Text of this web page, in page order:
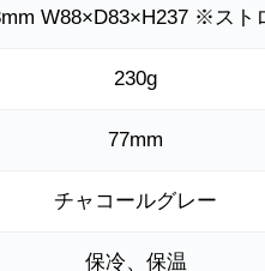
W88×D83×H237 ※スト
230g
77mm
チャコールグレー
保冷、保温